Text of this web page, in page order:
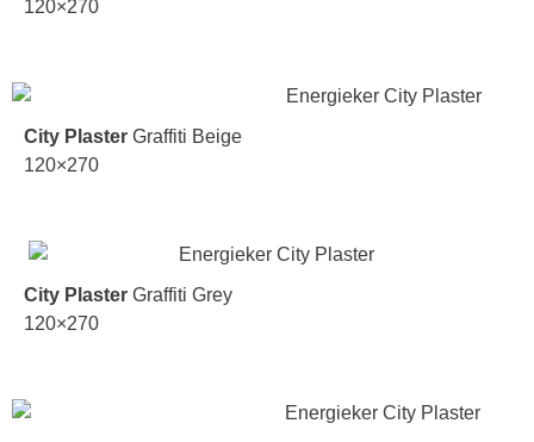
120×270
City Plaster Graffiti Beige
120×270
City Plaster Graffiti Grey
120×270